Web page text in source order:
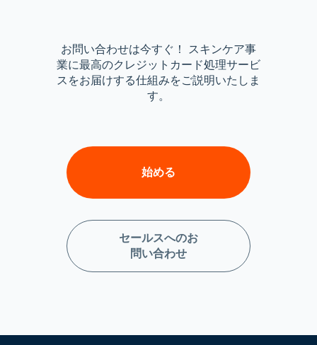
お問い合わせは今すぐ！ スキンケア事
業に最高のクレジットカード処理サービ
スをお届けする仕組みをご説明いたしま
す。
始める
セールスへのお
問い合わせ